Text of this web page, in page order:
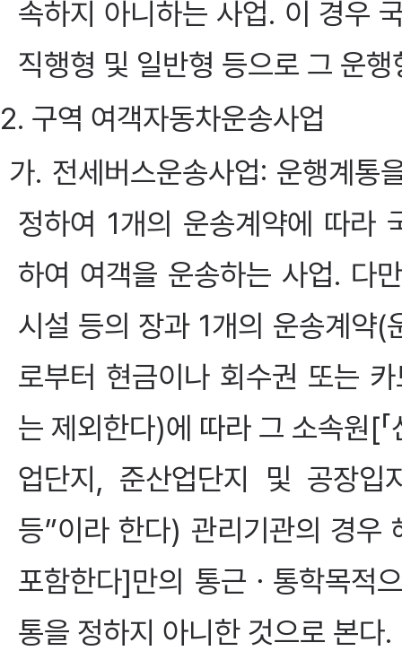
속하지 아니하는 사업. 이 경우
직행형 및 일반형 등으로 그 운
2. 구역 여객자동차운송사업
가. 전세버스운송사업: 운행계통
정하여 1개의 운송계약에 따라
하여 여객을 운송하는 사업. 다
시설 등의 장과 1개의 운송계약(
로부터 현금이나 회수권 또는
는 제외한다)에 따라 그 소속원[
업단지, 준산업단지 및 공장입
등”이라 한다) 관리기관의 경우
포함한다]만의 통근ㆍ통학목적
통을 정하지 아니한 것으로 본다.